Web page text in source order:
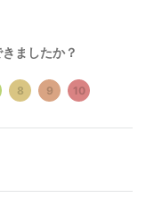
ましたか？
8 9 10